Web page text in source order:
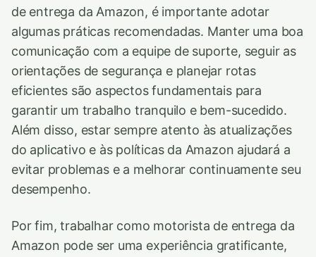
de entrega da Amazon, é importante adotar
algumas práticas recomendadas. Manter uma boa
comunicação com a equipe de suporte, seguir as
orientações de segurança e planejar rotas
eficientes são aspectos fundamentais para
garantir um trabalho tranquilo e bem-sucedido.
Além disso, estar sempre atento às atualizações
do aplicativo e às políticas da Amazon ajudará a
evitar problemas e a melhorar continuamente seu
desempenho.
Por fim, trabalhar como motorista de entrega da
Amazon pode ser uma experiência gratificante,